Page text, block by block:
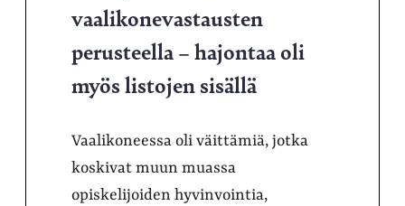
vaalikonevastausten
perusteella – hajontaa oli
myös listojen sisällä
Vaalikoneessa oli väittämiä, jotka
koskivat muun muassa
opiskelijoiden hyvinvointia,